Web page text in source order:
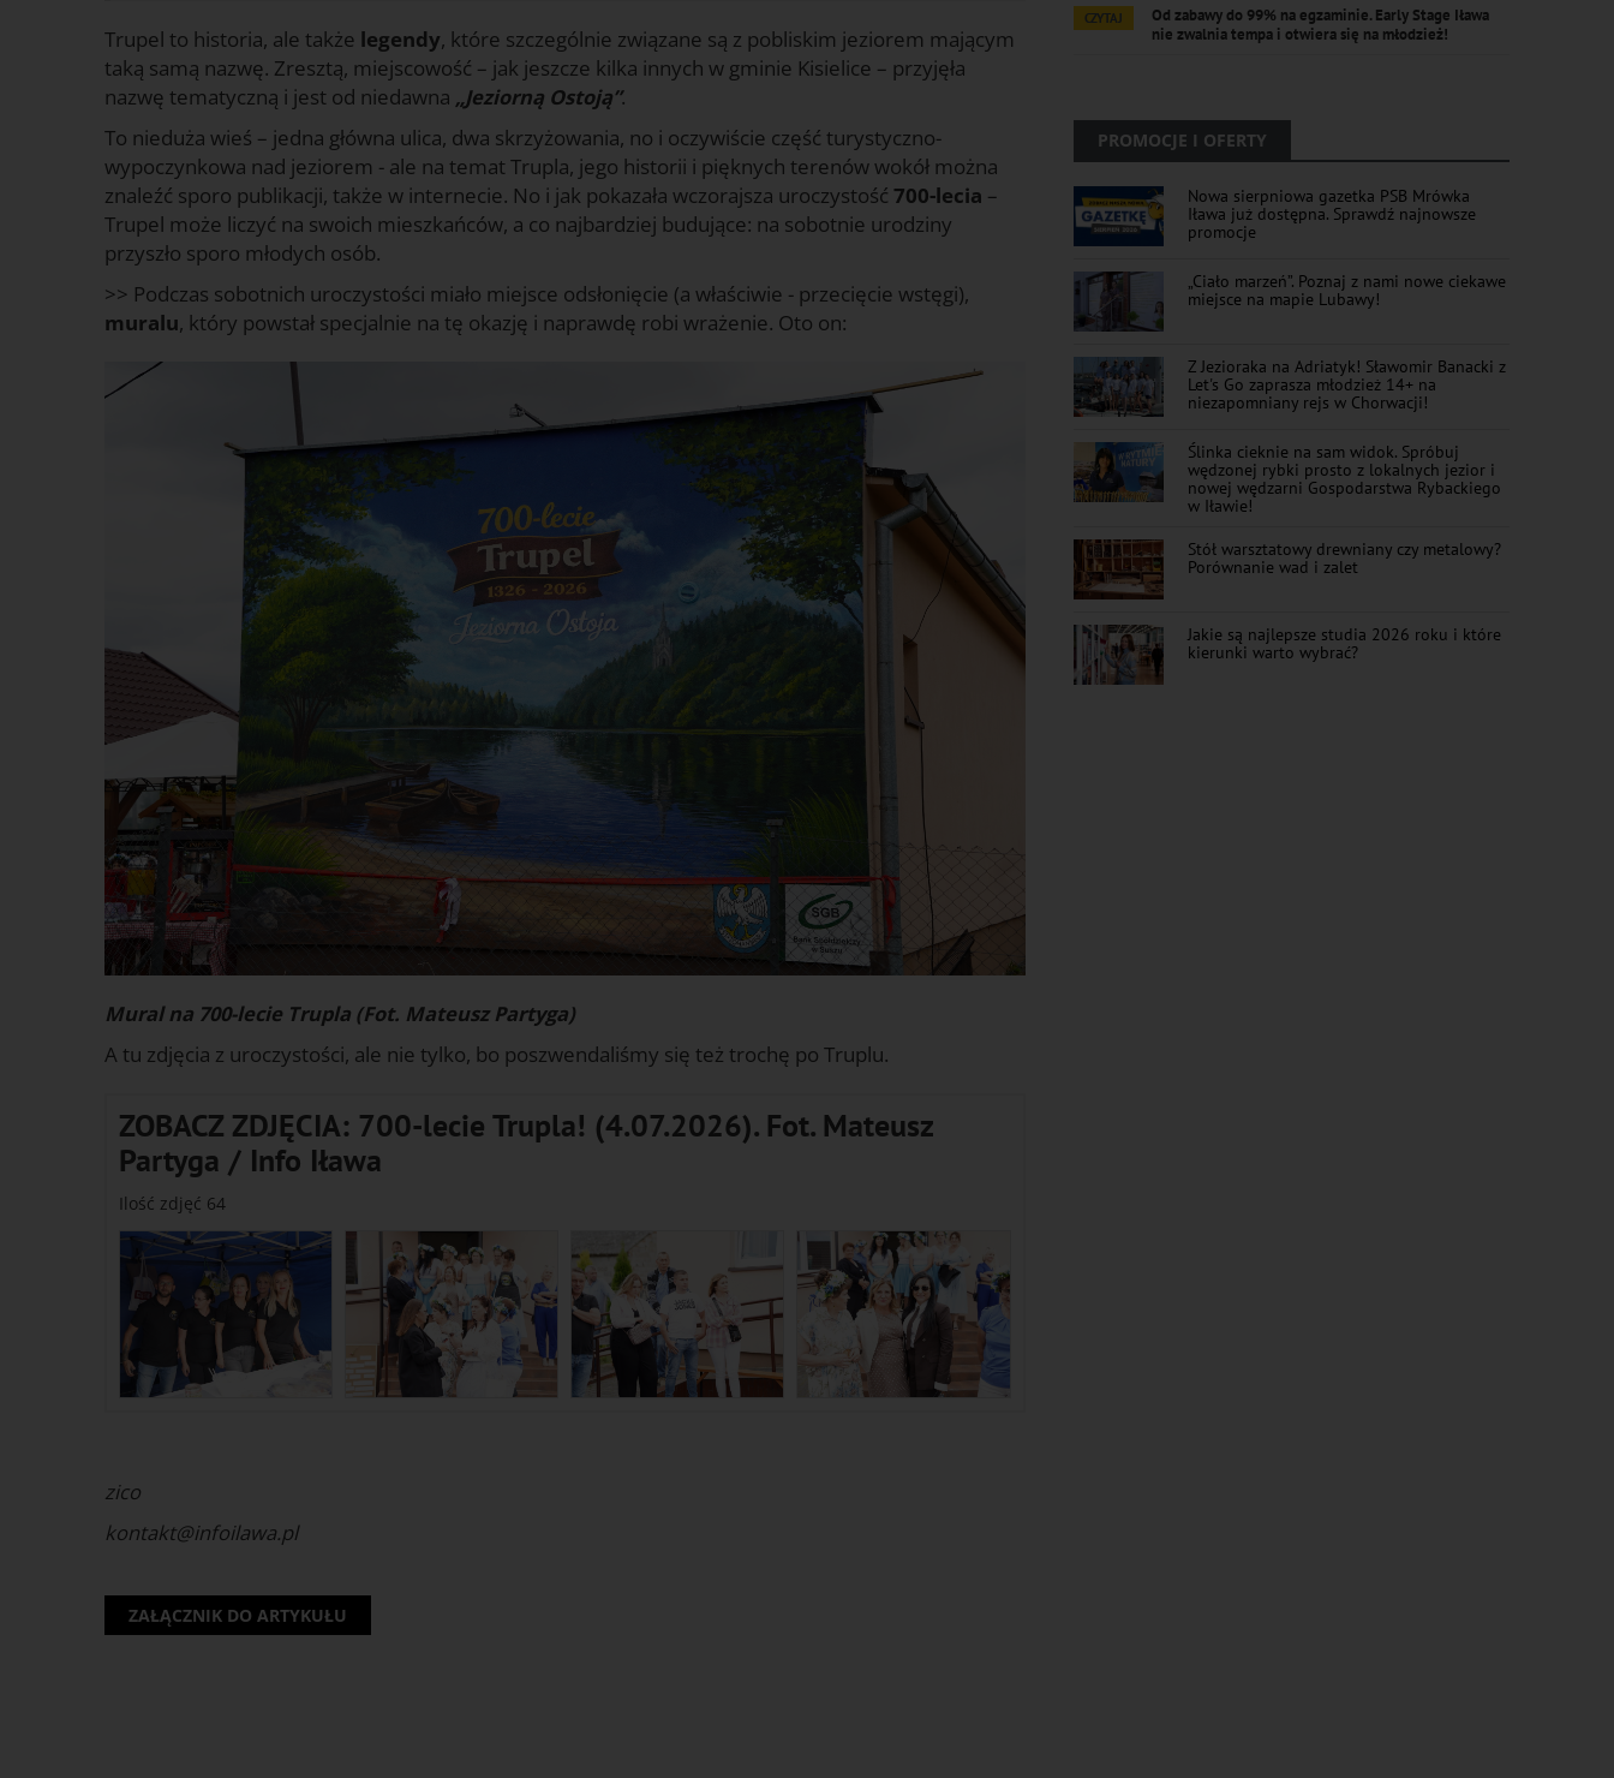
Trupel to historia, ale także legendy, które szczególnie związane są z pobliskim jeziorem mającym
taką samą nazwę. Zresztą, miejscowość – jak jeszcze kilka innych w gminie Kisielice – przyjęła
nazwę tematyczną i jest od niedawna „Jeziorną Ostoją”.
To nieduża wieś – jedna główna ulica, dwa skrzyżowania, no i oczywiście część turystyczno-
wypoczynkowa nad jeziorem - ale na temat Trupla, jego historii i pięknych terenów wokół można
znaleźć sporo publikacji, także w internecie. No i jak pokazała wczorajsza uroczystość 700-lecia –
Trupel może liczyć na swoich mieszkańców, a co najbardziej budujące: na sobotnie urodziny
przyszło sporo młodych osób.
>> Podczas sobotnich uroczystości miało miejsce odsłonięcie (a właściwie - przecięcie wstęgi),
muralu, który powstał specjalnie na tę okazję i naprawdę robi wrażenie. Oto on:
Mural na 700-lecie Trupla (Fot. Mateusz Partyga)
A tu zdjęcia z uroczystości, ale nie tylko, bo poszwendaliśmy się też trochę po Truplu.
ZOBACZ ZDJĘCIA: 700-lecie Trupla! (4.07.2026). Fot. Mateusz
Partyga / Info Iława
Ilość zdjęć 64
zico
kontakt@infoilawa.pl
ZAŁĄCZNIK DO ARTYKUŁU
CZYTAJ
Od zabawy do 99% na egzaminie. Early Stage Iława
nie zwalnia tempa i otwiera się na młodzież!
PROMOCJE I OFERTY
Nowa sierpniowa gazetka PSB Mrówka
Iława już dostępna. Sprawdź najnowsze
promocje
„Ciało marzeń”. Poznaj z nami nowe ciekawe
miejsce na mapie Lubawy!
Z Jezioraka na Adriatyk! Sławomir Banacki z
Let's Go zaprasza młodzież 14+ na
niezapomniany rejs w Chorwacji!
Ślinka cieknie na sam widok. Spróbuj
wędzonej rybki prosto z lokalnych jezior i
nowej wędzarni Gospodarstwa Rybackiego
w Iławie!
Stół warsztatowy drewniany czy metalowy?
Porównanie wad i zalet
Jakie są najlepsze studia 2026 roku i które
kierunki warto wybrać?